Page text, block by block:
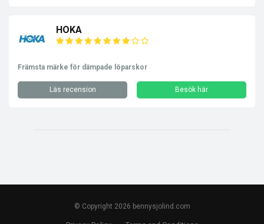
HOKA
Främsta märke för dämpade löparskor
Läs recension Besök här
© Copyright 2026 bennysjolind.com